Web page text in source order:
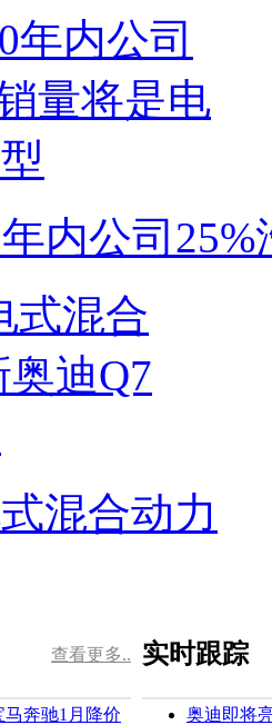
内公司25%
混合动力
查看更多..
奔驰1月降价
实时跟踪
奥迪即将